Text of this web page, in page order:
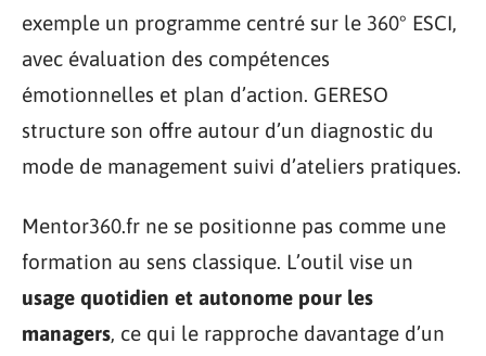
exemple un programme centré sur le 360° ESCI,
avec évaluation des compétences
émotionnelles et plan d’action. GERESO
structure son offre autour d’un diagnostic du
mode de management suivi d’ateliers pratiques.
Mentor360.fr ne se positionne pas comme une
formation au sens classique. L’outil vise un
usage quotidien et autonome pour les
managers, ce qui le rapproche davantage d’un